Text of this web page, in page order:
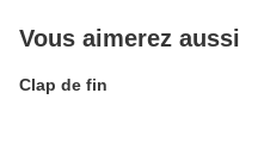
Vous aimerez aussi
Clap de fin